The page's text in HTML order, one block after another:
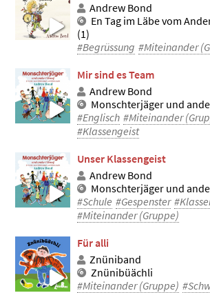
Andrew Bond
En Tag im Läbe vom
(1)
#Begrüssung #Miteinander
Mir sind es Team
Andrew Bond
Monschterjäger und
#Englisch #Miteinander
#Klassengeist
Unser Klassengeist
Andrew Bond
Monschterjäger und
#Schule #Gespenster
#Miteinander (Gruppe)
Für alli
Znüniband
Znünibüächli
#Miteinander (Gruppe)